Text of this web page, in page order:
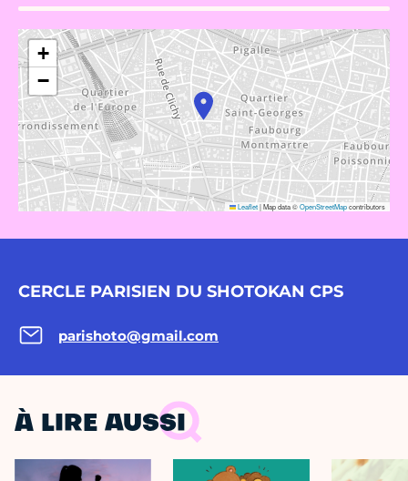
+
−
Leaflet|Map data ©OpenStreetMapcontributors
CERCLE PARISIEN DU SHOTOKAN CPS
parishoto@gmail.com
À LIRE AUSSI